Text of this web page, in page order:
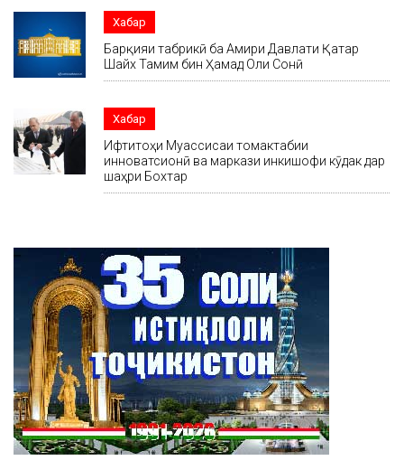
Хабар
Барқияи табрикӣ ба Амири Давлати Қатар
Шайх Тамим бин Ҳамад Оли Сонӣ
Хабар
Ифтитоҳи Муассисаи томактабии
инноватсионӣ ва маркази инкишофи кӯдак дар
шаҳри Бохтар